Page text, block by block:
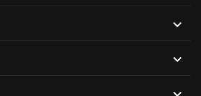

